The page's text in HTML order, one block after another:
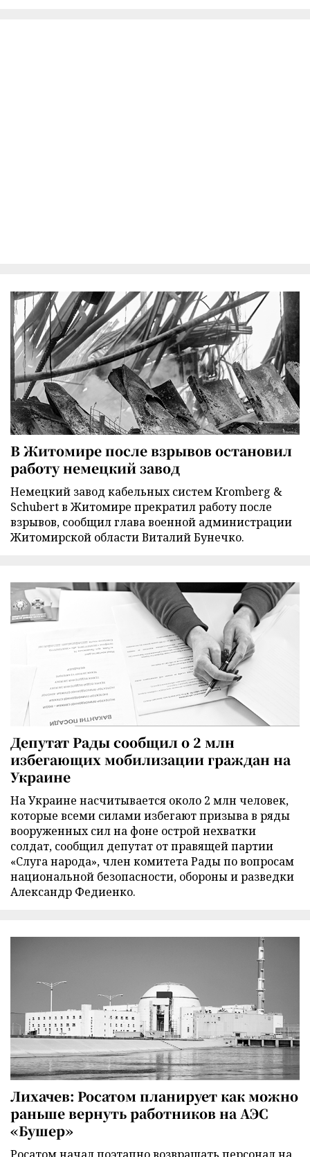
В Житомире после взрывов остановил
работу немецкий завод
Немецкий завод кабельных систем Kromberg &
Schubert в Житомире прекратил работу после
взрывов, сообщил глава военной администрации
Житомирской области Виталий Бунечко.
Депутат Рады сообщил о 2 млн
избегающих мобилизации граждан на
Украине
На Украине насчитывается около 2 млн человек,
которые всеми силами избегают призыва в ряды
вооруженных сил на фоне острой нехватки
солдат, сообщил депутат от правящей партии
«Слуга народа», член комитета Рады по вопросам
национальной безопасности, обороны и разведки
Александр Федиенко.
Лихачев: Росатом планирует как можно
раньше вернуть работников на АЭС
«Бушер»